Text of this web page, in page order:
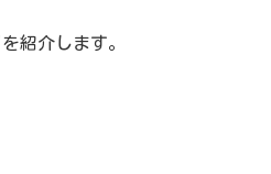
紹介します。